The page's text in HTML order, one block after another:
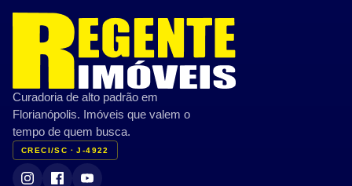
Curadoria de alto padrão em
Florianópolis. Imóveis que valem o
tempo de quem busca.
CRECI/SC · J-4922